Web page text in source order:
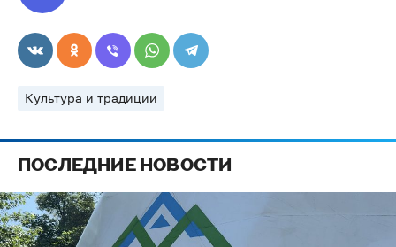
Культура и традиции
ПОСЛЕДНИЕ НОВОСТИ